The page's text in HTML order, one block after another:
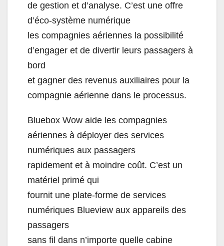
de gestion et d’analyse. C’est une offre
d’éco-système numérique
les compagnies aériennes la possibilité
d’engager et de divertir leurs passagers à
bord
et gagner des revenus auxiliaires pour la
compagnie aérienne dans le processus.
Bluebox Wow aide les compagnies
aériennes à déployer des services
numériques aux passagers
rapidement et à moindre coût. C’est un
matériel primé qui
fournit une plate-forme de services
numériques Blueview aux appareils des
passagers
sans fil dans n’importe quelle cabine